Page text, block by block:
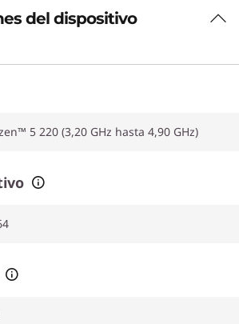
del dispositivo
5 220 (3,20 GHz hasta 4,90 GHz)